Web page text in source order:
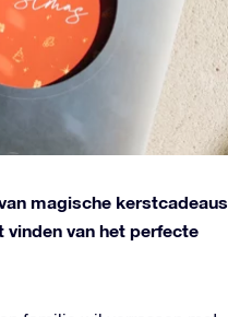
magische kerstcadeaus
vinden van het perfecte